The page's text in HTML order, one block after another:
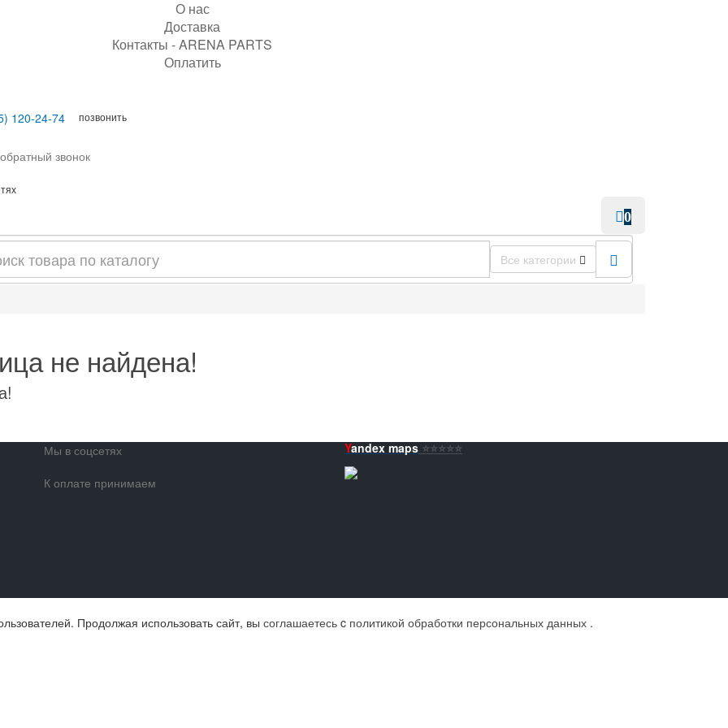
О нас
Доставка
Контакты - ARENA PARTS
Оплатить
120-24-74 позвонить
звонок
0
Все категории
не найдена!
Мы в соцсетях
К оплате принимаем
Yandex maps ⭐️⭐️⭐️⭐️⭐️
Продолжая использовать сайт, вы соглашаетесь c политикой обработки персональных данных .